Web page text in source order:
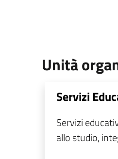
Unità
Servizi
Servizi
allo studio,